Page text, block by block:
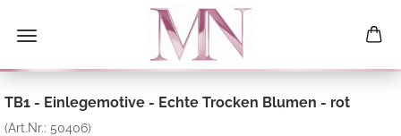
TB1 - Einlegemotive - Echte Trocken Blumen - rot
(Art.Nr.: 50406)